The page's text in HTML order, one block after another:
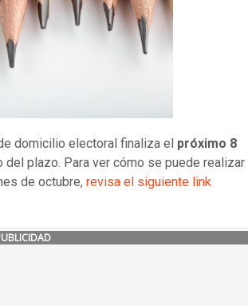
domicilio electoral finaliza el próximo 8
plazo. Para ver cómo se puede realizar
de octubre, revisa el siguiente link